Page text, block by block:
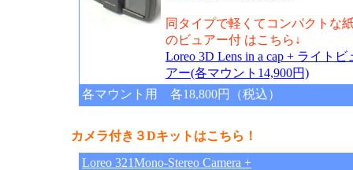
同タイプで軽くてコンパクトな
のビュアー付 はこちら↓
Loreo 3D Lens in a cap + ライトビ
アー(各マウント14,900円)
各マウント用 各18,800円（税込）
カメラ付き３Dキットはこちら！
Loreo 321Mono-Stereo Camera +